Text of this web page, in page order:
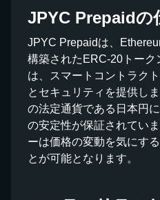
JPYC Prepaidの
JPYC Prepaidは、
構築されたERC-20トーク
は、スマートコントラク
とセキュリティを提供し
の法定通貨である日本円
の安定性が保証されてい
ーは価格の変動を気にす
とが可能となります。